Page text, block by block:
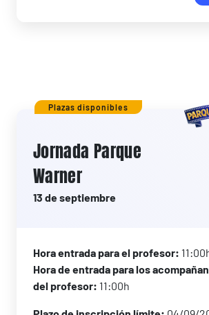
Plazas disponibles
Jornada Parque
Warner
13 de septiembre
Hora entrada para el profesor:
Hora de entrada para los
del profesor: 11:00h